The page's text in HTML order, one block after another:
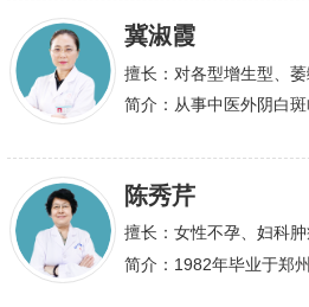
冀淑霞
擅长：对各型增生型、
白斑的诊治
简介：从事中医外阴白
陈秀芹
擅长：女性不孕、妇科
异位症、多囊卵巢等疾
简介：1982年毕业于郑